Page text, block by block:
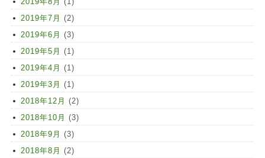
2019年7月 (2)
2019年6月 (3)
2019年5月 (1)
2019年4月 (1)
2019年3月 (1)
2018年12月 (2)
2018年10月 (3)
2018年9月 (3)
2018年8月 (2)